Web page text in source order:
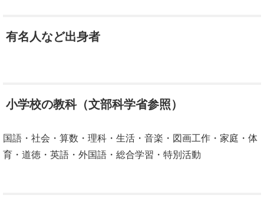
有名人など出身者
小学校の教科（文部科学省参照）
国語・社会・算数・理科・生活・音楽・図画工作・家庭・体
育・道徳・英語・外国語・総合学習・特別活動